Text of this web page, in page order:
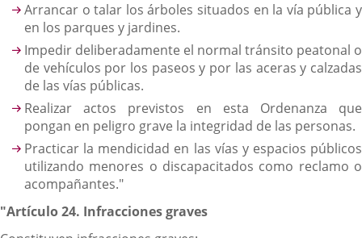
Arrancar o talar los árboles situados en la vía pública y
en los parques y jardines.
Impedir deliberadamente el normal tránsito peatonal o
de vehículos por los paseos y por las aceras y calzadas
de las vías públicas.
Realizar actos previstos en esta Ordenanza que
pongan en peligro grave la integridad de las personas.
Practicar la mendicidad en las vías y espacios públicos
utilizando menores o discapacitados como reclamo o
acompañantes."
"Artículo 24. Infracciones graves